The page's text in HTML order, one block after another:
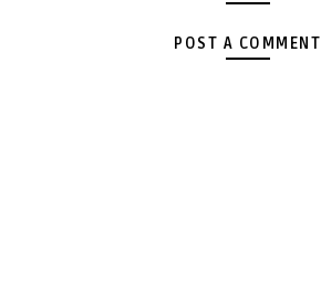
POST A COMMENT